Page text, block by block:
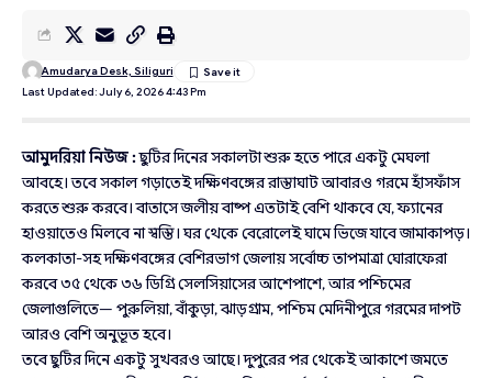
Last Updated: July 6, 2026 4:43 Pm
Amudarya Desk, Siliguri
আমুদরিয়া নিউজ :ছুটির দিনের সকালটা শুরু হতে পারে একটু মেঘলা
আবহে। তবে সকাল গড়াতেই দক্ষিণবঙ্গের রাস্তাঘাট আবারও গরমে হাঁসফাঁস
করতে শুরু করবে। বাতাসে জলীয় বাষ্প এতটাই বেশি থাকবে যে, ফ্যানের
হাওয়াতেও মিলবে না স্বস্তি। ঘর থেকে বেরোলেই ঘামে ভিজে যাবে জামাকাপড়।
কলকাতা-সহ দক্ষিণবঙ্গের বেশিরভাগ জেলায় সর্বোচ্চ তাপমাত্রা ঘোরাফেরা
করবে ৩৫ থেকে ৩৬ ডিগ্রি সেলসিয়াসের আশেপাশে, আর পশ্চিমের
জেলাগুলিতে— পুরুলিয়া, বাঁকুড়া, ঝাড়গ্রাম, পশ্চিম মেদিনীপুরে গরমের দাপট
আরও বেশি অনুভূত হবে।
তবে ছুটির দিনে একটু সুখবরও আছে। দুপুরের পর থেকেই আকাশে জমতে